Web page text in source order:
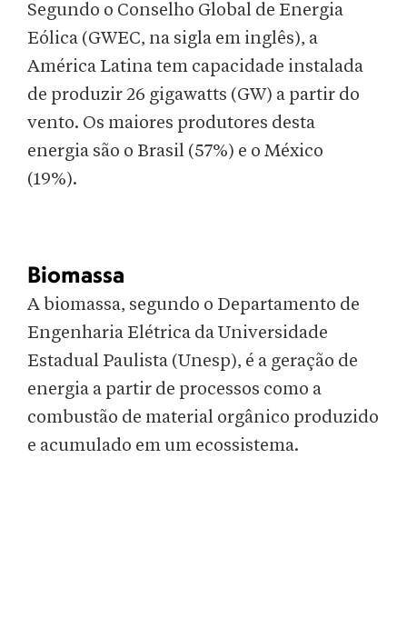
Segundo o Conselho Global de Energia
Eólica (GWEC, na sigla em inglês), a
América Latina tem capacidade instalada
de produzir 26 gigawatts (GW) a partir do
vento. Os maiores produtores desta
energia são o Brasil (57%) e o México
(19%).
Biomassa
A biomassa, segundo o Departamento de
Engenharia Elétrica da Universidade
Estadual Paulista (Unesp), é a geração de
energia a partir de processos como a
combustão de material orgânico produzido
e acumulado em um ecossistema.